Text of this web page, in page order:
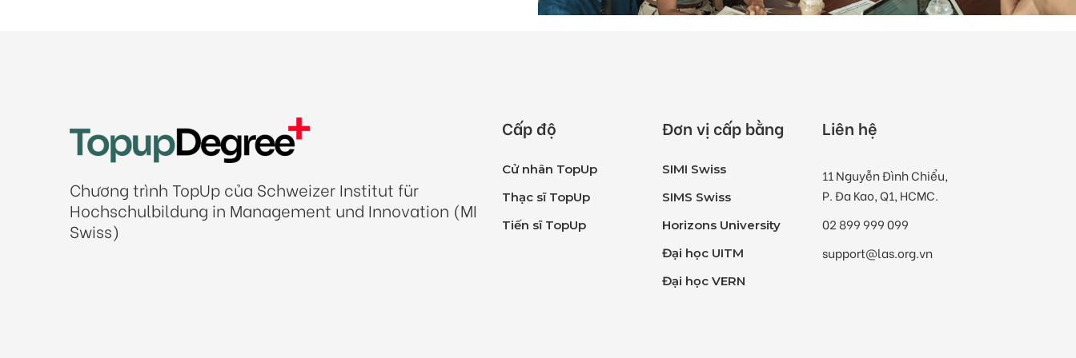
Chương trình TopUp của Schweizer Institut für
Hochschulbildung in Management und Innovation (MI
Swiss)
Cấp độ
Cử nhân TopUp
Thạc sĩ TopUp
Tiến sĩ TopUp
Đơn vị cấp bằng
SIMI Swiss
SIMS Swiss
Horizons University
Đại học UITM
Đại học VERN
Liên hệ
11 Nguyễn Đình Chiểu,
P. Đa Kao, Q1, HCMC.
02 899 999 099
support@las.org.vn